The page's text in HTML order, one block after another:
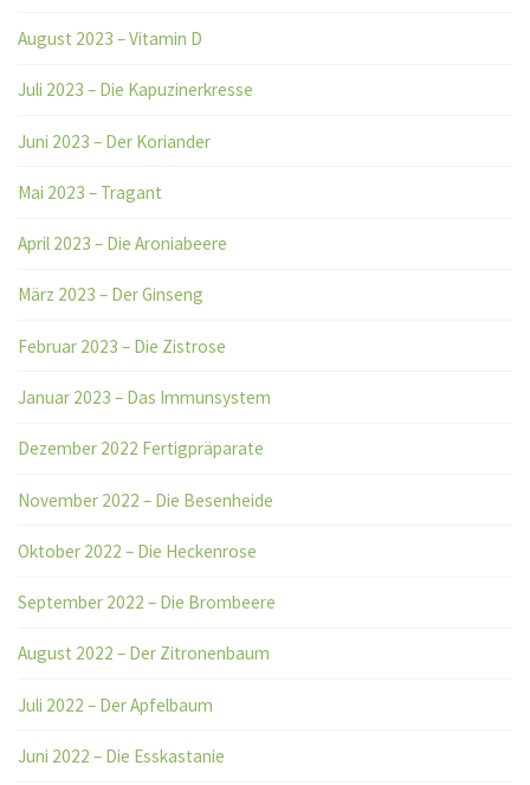
August 2023 – Vitamin D
Juli 2023 – Die Kapuzinerkresse
Juni 2023 – Der Koriander
Mai 2023 – Tragant
April 2023 – Die Aroniabeere
März 2023 – Der Ginseng
Februar 2023 – Die Zistrose
Januar 2023 – Das Immunsystem
Dezember 2022 Fertigpräparate
November 2022 – Die Besenheide
Oktober 2022 – Die Heckenrose
September 2022 – Die Brombeere
August 2022 – Der Zitronenbaum
Juli 2022 – Der Apfelbaum
Juni 2022 – Die Esskastanie